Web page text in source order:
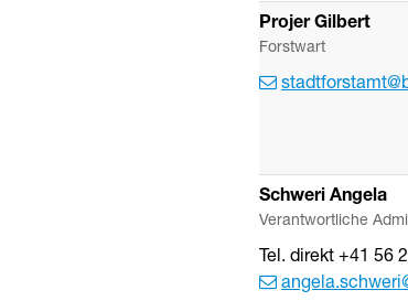
Projer Gilbert
Forstwart
stadtforstamt
Schweri Angela
Verantwortliche
Tel. direkt +41 56
angela.schweri